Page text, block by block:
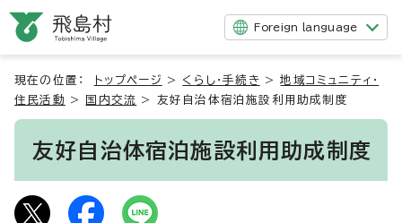
Foreign language
現在の位置： トップページ > くらし・手続き >地域コミュニティ・
住民活動
> 国内交流 > 友好自治体宿泊施設利用助成制度
友好自治体宿泊施設利用助成制度